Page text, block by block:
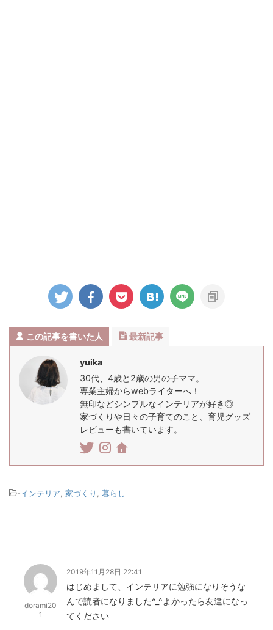
この記事を書いた人 最新記事
yuika
30代、4歳と2歳の男の子ママ。
専業主婦からwebライターへ！
無印などシンプルなインテリアが好き◎
家づくりや日々の子育てのこと、育児グッズ
レビューも書いています。
-インテリア 家づくり 暮らし
dorami20
1
2019年11月28日 22:41
はじめまして、インテリアに勉強になりそうな
んで読者になりました^_^よかったら友達になっ
てください